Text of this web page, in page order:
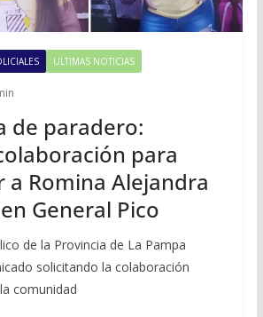
ULTIMAS NOTICIAS
de paradero:
para
a Romina Alejandra
General Pico
de la Provincia de La Pampa
solicitando la colaboración
comunidad